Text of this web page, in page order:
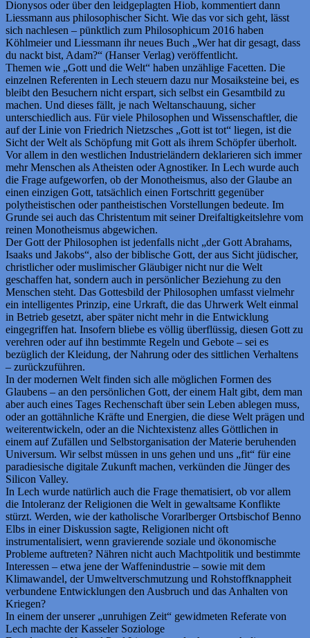
Dionysos oder über den leidgeplagten Hiob, kommentiert dann
Liessmann aus philosophischer Sicht. Wie das vor sich geht, lässt
sich nachlesen – pünktlich zum Philosophicum 2016 haben
Köhlmeier und Liessmann ihr neues Buch „Wer hat dir gesagt, dass
du nackt bist, Adam?“ (Hanser Verlag) veröffentlicht.
Themen wie „Gott und die Welt“ haben unzählige Facetten. Die
einzelnen Referenten in Lech steuern dazu nur Mosaiksteine bei, es
bleibt den Besuchern nicht erspart, sich selbst ein Gesamtbild zu
machen. Und dieses fällt, je nach Weltanschauung, sicher
unterschiedlich aus. Für viele Philosophen und Wissenschaftler, die
auf der Linie von Friedrich Nietzsches „Gott ist tot“ liegen, ist die
Sicht der Welt als Schöpfung mit Gott als ihrem Schöpfer überholt.
Vor allem in den westlichen Industrieländern deklarieren sich immer
mehr Menschen als Atheisten oder Agnostiker. In Lech wurde auch
die Frage aufgeworfen, ob der Monotheismus, also der Glaube an
einen einzigen Gott, tatsächlich einen Fortschritt gegenüber
polytheistischen oder pantheistischen Vorstellungen bedeute. Im
Grunde sei auch das Christentum mit seiner Dreifaltigkeitslehre vom
reinen Monotheismus abgewichen.
Der Gott der Philosophen ist jedenfalls nicht „der Gott Abrahams,
Isaaks und Jakobs“, also der biblische Gott, der aus Sicht jüdischer,
christlicher oder muslimischer Gläubiger nicht nur die Welt
geschaffen hat, sondern auch in persönlicher Beziehung zu den
Menschen steht. Das Gottesbild der Philosophen umfasst vielmehr
ein intelligentes Prinzip, eine Urkraft, die das Uhrwerk Welt einmal
in Betrieb gesetzt, aber später nicht mehr in die Entwicklung
eingegriffen hat. Insofern bliebe es völlig überflüssig, diesen Gott zu
verehren oder auf ihn bestimmte Regeln und Gebote – sei es
bezüglich der Kleidung, der Nahrung oder des sittlichen Verhaltens
– zurückzuführen.
In der modernen Welt finden sich alle möglichen Formen des
Glaubens – an den persönlichen Gott, der einem Halt gibt, dem man
aber auch eines Tages Rechenschaft über sein Leben ablegen muss,
oder an gottähnliche Kräfte und Energien, die diese Welt prägen und
weiterentwickeln, oder an die Nichtexistenz alles Göttlichen in
einem auf Zufällen und Selbstorganisation der Materie beruhenden
Universum. Wir selbst müssen in uns gehen und uns „fit“ für eine
paradiesische digitale Zukunft machen, verkünden die Jünger des
Silicon Valley.
In Lech wurde natürlich auch die Frage thematisiert, ob vor allem
die Intoleranz der Religionen die Welt in gewaltsame Konflikte
stürzt. Werden, wie der katholische Vorarlberger Ortsbischof Benno
Elbs in einer Diskussion sagte, Religionen nicht oft
instrumentalisiert, wenn gravierende soziale und ökonomische
Probleme auftreten? Nähren nicht auch Machtpolitik und bestimmte
Interessen – etwa jene der Waffenindustrie – sowie mit dem
Klimawandel, der Umweltverschmutzung und Rohstoffknappheit
verbundene Entwicklungen den Ausbruch und das Anhalten von
Kriegen?
In einem der unserer „unruhigen Zeit“ gewidmeten Referate von
Lech machte der Kasseler Soziologe